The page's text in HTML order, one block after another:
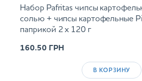
Набор Pafritas чипсы
солью + чипсы картофельные
паприкой 2 х 120 г
160.50 ГРН
В КОРЗИНУ